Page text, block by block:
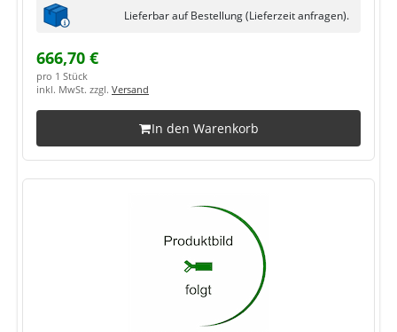
Lieferbar auf Bestellung (Lieferzeit anfragen).
666,70 €
pro 1 Stück
inkl. MwSt. zzgl. Versand
In den Warenkorb